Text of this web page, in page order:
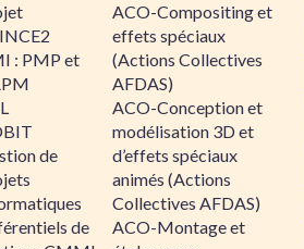
: PMP et
de
de
ACO-Compositing et
effets spéciaux
(Actions Collectives
AFDAS)
ACO-Conception et
modélisation 3D et
d’effets spéciaux
animés (Actions
Collectives AFDAS)
ACO-Montage et